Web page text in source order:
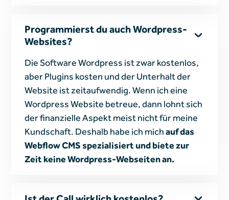
Programmierst du auch Wordpress-
Websites?
Die Software Wordpress ist zwar kostenlos,
aber Plugins kosten und der Unterhalt der
Website ist zeitaufwendig. Wenn ich eine
Wordpress Website betreue, dann lohnt sich
der finanzielle Aspekt meist nicht für meine
Kundschaft. Deshalb habe ich michauf das
Webflow CMS spezialisiert und biete zur
Zeit keine Wordpress-Webseiten an.